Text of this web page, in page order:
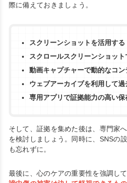
際に備えておきましょう。
スクリーンショットを活用する
スクロールスクリーンショッ
動画キャプチャーで動的なコ
ウェブアーカイブを利用して
専用アプリで証拠能力の高い保
そして、証拠を集めた後は、専門家
を検討しましょう。同時に、SNSの
も忘れずに。
最後に、心のケアの重要性を強調し